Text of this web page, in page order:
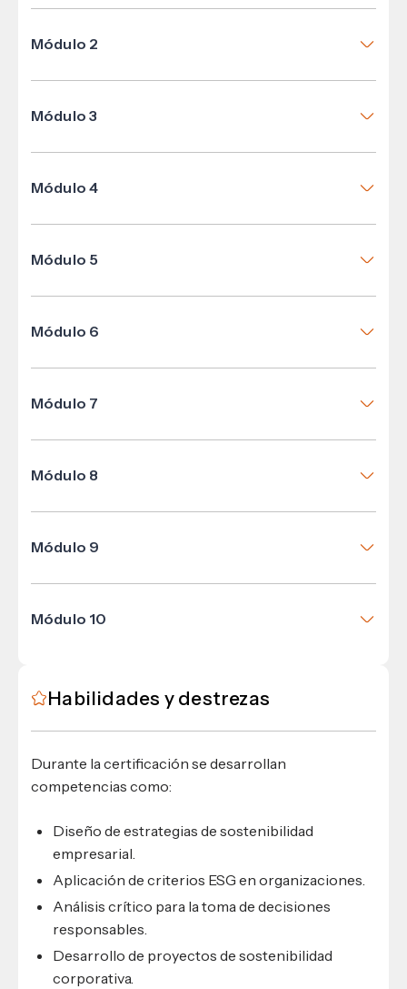
Módulo 2
El ABC de la responsabilidad social
Módulo 3
Introducción a los criterios ESG (o ASG):
Módulo 4
Sostenibilidad y Estrategia
Módulo 5
Pensamiento crítico y buenas prácticas
Módulo 6
Sostenibilidad e Innovación
Módulo 7
Tecnología y sostenibilidad
Módulo 8
Liderazgo y Cambio Organizacional
Módulo 9
Aplicaciones sensoriales de la sostenibilidad
Módulo 10
Habilidades y destrezas
Durante la certificación se desarrollan
competencias como:
Diseño de estrategias de sostenibilidad
empresarial.
Aplicación de criterios ESG en organizaciones.
Análisis crítico para la toma de decisiones
responsables.
Desarrollo de proyectos de sostenibilidad
corporativa.